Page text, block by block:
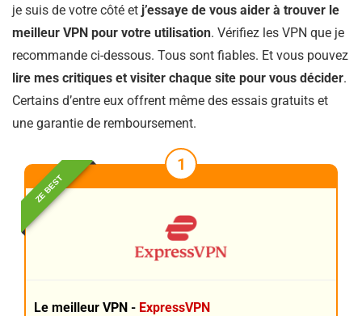
je suis de votre côté et j’essaye de vous aider à trouver le
meilleur VPN pour votre utilisation. Vérifiez les VPN que je
recommande ci-dessous. Tous sont fiables. Et vous pouvez
lire mes critiques et visiter chaque site pour vous décider.
Certains d’entre eux offrent même des essais gratuits et
une garantie de remboursement.
ZE BEST
1
Le meilleur VPN - ExpressVPN